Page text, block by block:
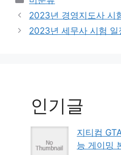
2023년 경영지도사 시
2023년 세무사 시험 일
인기글
지티컴
능 게이밍